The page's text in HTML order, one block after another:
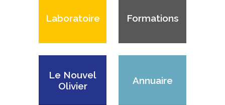
Laboratoire Formations
Le Nouvel
Olivier
Annuaire